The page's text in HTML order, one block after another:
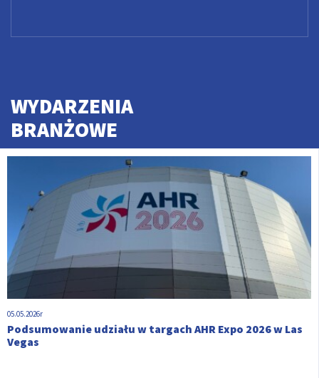
WYDARZENIA
BRANŻOWE
05.05.2026r
Podsumowanie udziału w targach AHR Expo 2026 w Las
Vegas